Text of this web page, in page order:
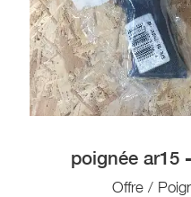
poignée ar15
Offre /